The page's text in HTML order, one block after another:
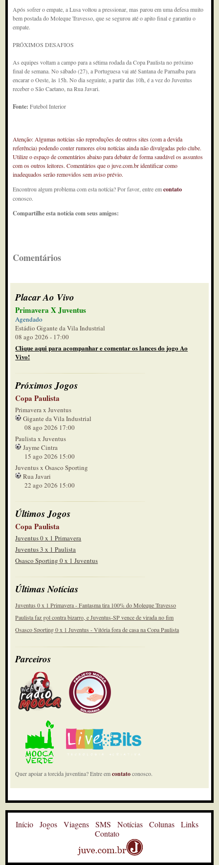
Após sofrer o empate, a Lusa voltou a pressionar, mas parou em uma defesa muito
bem postada do Moleque Travesso, que se segurou até o apito final e garantiu o
empate.
PRÓXIMOS DESAFIOS
As equipes voltam a campo para a sétima rodada da Copa Paulista no próximo
final de semana. No sábado (27), a Portuguesa vai até Santana de Parnaíba para
encarar o Oeste, às 15h. No dia seguinte, a partir das 10h, é a vez do Juventus
receber o São Caetano, na Rua Javari.
Fonte:Futebol Interior
Atenção: Algumas notícias são reproduções de outros sites (com a devida
referência) podendo conter rumores e/ou notícias ainda não divulgadas pelo clube.
Utilize o espaço de comentários abaixo para debater de forma saudável os assuntos
com os outros leitores. Comentários que o juve.com.br identificar como
inadequados serão removidos sem aviso prévio.
Encontrou algum problema com esta notícia? Por favor, entre emcontato
conosco.
Compartilhe esta notícia com seus amigos:
Comentários
Placar Ao Vivo
Primavera X Juventus
Agendado
Estádio Gigante da Vila Industrial
08 ago 2026 - 17:00
Clique aqui para acompanhar e comentar os lances do jogo Ao
Vivo!
Próximos Jogos
Copa Paulista
Primavera x Juventus
Gigante da Vila Industrial
08 ago 2026 17:00
Paulista x Juventus
Jayme Cintra
15 ago 2026 15:00
Juventus x Osasco Sporting
Rua Javari
22 ago 2026 15:00
Últimos Jogos
Copa Paulista
Juventus 0 x 1 Primavera
Juventus 3 x 1 Paulista
Osasco Sporting 0 x 1 Juventus
Últimas Notícias
Juventus 0 x 1 Primavera - Fantasma tira 100% do Moleque Travesso
Paulista faz gol contra bizarro, e Juventus-SP vence de virada no fim
Osasco Sporting 0 x 1 Juventus - Vitória fora de casa na Copa Paulista
Parceiros
Quer apoiar a torcida juventina? Entre emcontatoconosco.
Início Jogos Viagens SMS Notícias Colunas
Links
Contato